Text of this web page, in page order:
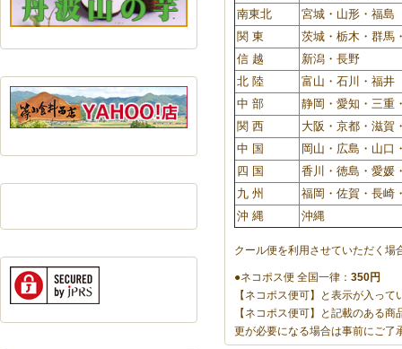
南東北
宮城・山形・福島
関 東
茨城・栃木・群馬
信 越
新潟・長野
北 陸
富山・石川・福井
中 部
静岡・愛知・三重
関 西
大阪・京都・滋賀
中 国
岡山・広島・山口
四 国
香川・徳島・愛媛
九 州
福岡・佐賀・長崎
沖 縄
沖縄
クール便を利用させていただく場
●ネコポス便 全国一律： 350円
【ネコポス便可】と表示が入っ
【ネコポス便可】と記載のある
更が必要になる場合は事前にご了